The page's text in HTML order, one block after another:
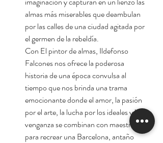
almas más miserables que deambulan
por las calles de una ciudad agitada por
el germen de la rebeldía.
Con El pintor de almas, Ildefonso
Falcones nos ofrece la poderosa
historia de una época convulsa al
tiempo que nos brinda una trama
emocionante donde el amor, la pasión
por el arte, la lucha por los ideales y la
venganza se combinan con maestría
para recrear una Barcelona, antaño